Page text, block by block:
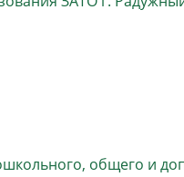
проекты
общего и